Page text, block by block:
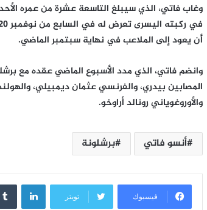
وغاب فاتي، الذي سيبلغ التاسعة عشرة من عمره
أن يعود إلى الملاعب في نهاية سبتمبر الماضي.
المصابين بيدري، والفرنسي عثمان ديمبيلي،
والأوروغوياني رونالد أراوخو.
أنسو فاتي برشلونة
فيسبوك تويتر